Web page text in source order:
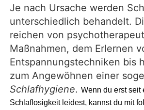
Je nach Ursache werden
unterschiedlich behandelt.
reichen von
Maßnahmen, dem Erlernen
Entspannungstechniken bis
zum Angewöhnen einer
Schlafhygiene. Wenn du erst seit
Schlaflosigkeit leidest, kannst du mit